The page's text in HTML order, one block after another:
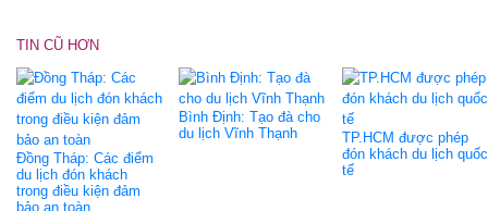
TIN CŨ HƠN
Đồng Tháp: Các điểm
du lịch đón khách
trong điều kiện đảm
bảo an toàn
Bình Định: Tạo đà cho
du lịch Vĩnh Thạnh
TP.HCM được phép
đón khách du lịch quốc
tế